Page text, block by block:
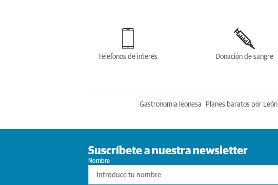
Teléfonos de interés Donación de sangre
Gastronomia leonesa Planes baratos por León
Suscríbete a nuestra newsletter
Nombre